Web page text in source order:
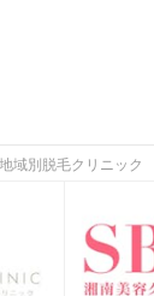
地域別脱毛クリニック